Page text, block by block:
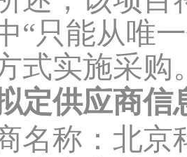
“只能从唯
式实施采购
定供应商信
名称：北京